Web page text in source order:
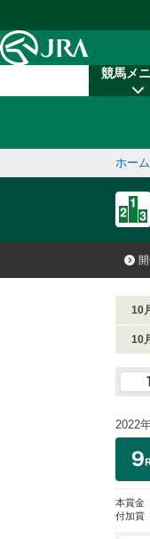
競馬メ
ホーム
10
10
2022
本賞金
付加賞